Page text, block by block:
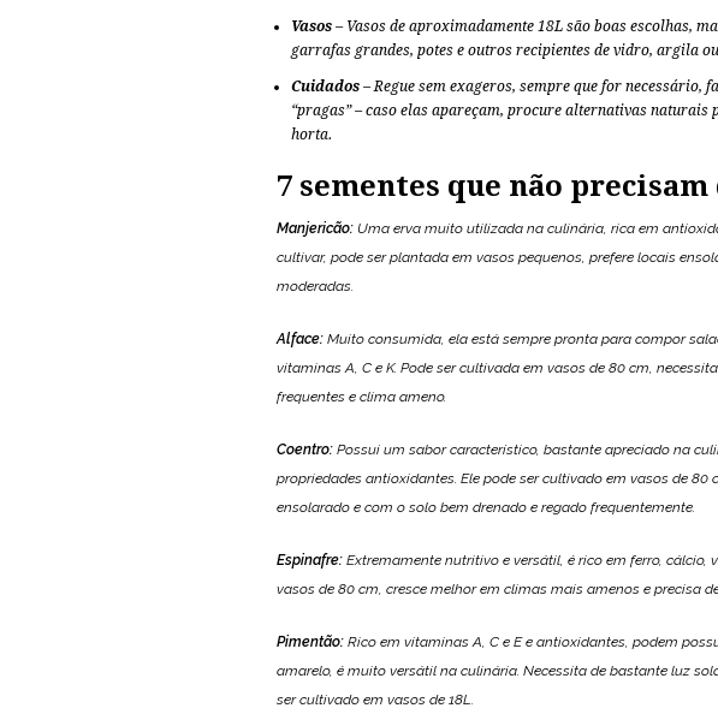
Vasos – Vasos de aproximadamente 18L são boas escolhas,
garrafas grandes, potes e outros recipientes de vidro, argila
Cuidados – Regue sem exageros, sempre que for necessário,
“pragas” – caso elas apareçam, procure alternativas naturais
horta.
7 sementes que não
Manjericão: Uma erva muito utilizada na culinária, rica em
cultivar, pode ser plantada em vasos pequenos, prefere locais
moderadas.
Alface: Muito consumida, ela está sempre pronta para compor
vitaminas A, C e K. Pode ser cultivada em vasos de 80 cm,
frequentes e clima ameno.
Coentro: Possui um sabor característico, bastante apreciado na
propriedades antioxidantes. Ele pode ser cultivado em vasos de 80
ensolarado e com o solo bem drenado e regado frequentemente.
Espinafre: Extremamente nutritivo e versátil, é rico em ferro, cálcio,
vasos de 80 cm, cresce melhor em climas mais amenos e precisa
Pimentão: Rico em vitaminas A, C e E e antioxidantes, podem
amarelo, é muito versátil na culinária. Necessita de bastante luz
ser cultivado em vasos de 18L.